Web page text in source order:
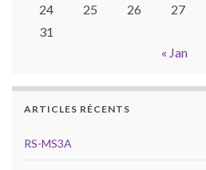
24
25 26 27
31
« Jan
ARTICLES RÉCENTS
RS-MS3A